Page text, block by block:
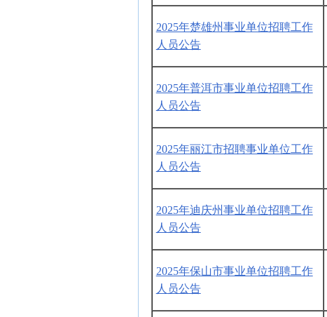
2025年楚雄州事业单位招聘工作
人员公告
2025年普洱市事业单位招聘工作
人员公告
2025年丽江市招聘事业单位工作
人员公告
2025年迪庆州事业单位招聘工作
人员公告
2025年保山市事业单位招聘工作
人员公告